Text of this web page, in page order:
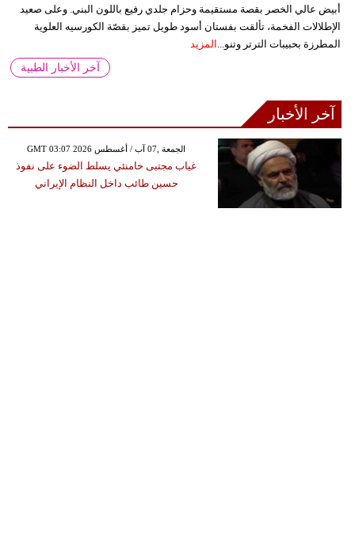
أبيض عالي الخصر بقصة مستقيمة وحزام جلدي رفيع باللون البني. وعلى صعيد
الإطلالات الفخمة، تألقت بفستان أسود طويل تميز بقصّة الكورسيه العلوية
المطرزة بحبيبات الترتر وتنو... المزيد
آخر الأخبار الطبية
آخر الأخبار
GMT 03:07 2026 الجمعة ,07 آب / أغسطس
غياب مجتبى خامنئي يسلط الضوء على نفوذ
حسين طائب داخل النظام الإيراني